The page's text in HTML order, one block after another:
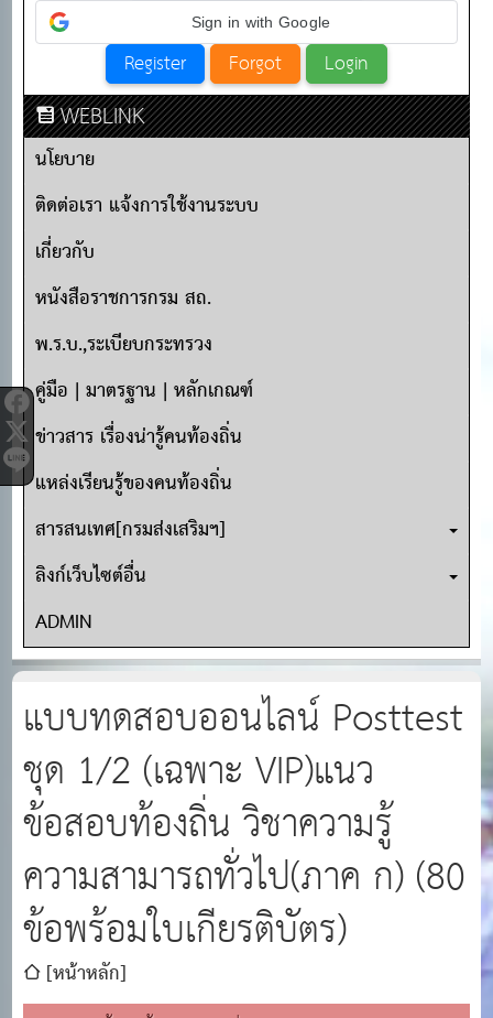
Sign in with Google
WEBLINK
นโยบาย
ติดต่อเรา แจ้งการใช้งานระบบ
เกี่ยวกับ
หนังสือราชการกรม สถ.
พ.ร.บ.,ระเบียบกระทรวง
คู่มือ | มาตรฐาน | หลักเกณฑ์
ข่าวสาร เรื่องน่ารู้คนท้องถิ่น
แหล่งเรียนรู้ของคนท้องถิ่น
สารสนเทศ[กรมส่งเสริมฯ]
ลิงก์เว็บไซต์อื่น
ADMIN
แบบทดสอบออนไลน์ Posttest
ชุด 1/2 (เฉพาะ VIP)แนว
ข้อสอบท้องถิ่น วิชาความรู้
ความสามารถทั่วไป(ภาค ก) (80
ข้อพร้อมใบเกียรติบัตร)
[หน้าหลัก]